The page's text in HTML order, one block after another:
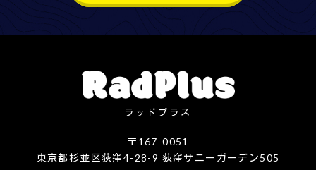
ラッドプラス
〒167-0051
東京都杉並区荻窪4-28-9 荻窪サニーガーデン505